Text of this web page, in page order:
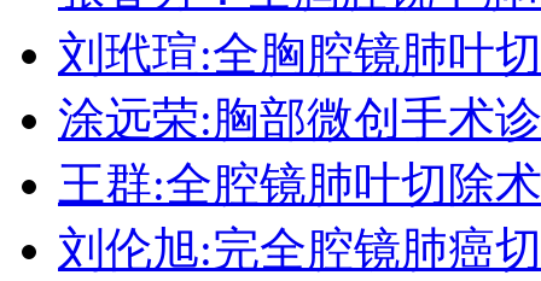
刘玳瑄:全胸腔镜肺叶
涂远荣:胸部微创手术
王群:全腔镜肺叶切除术
刘伦旭:完全腔镜肺癌